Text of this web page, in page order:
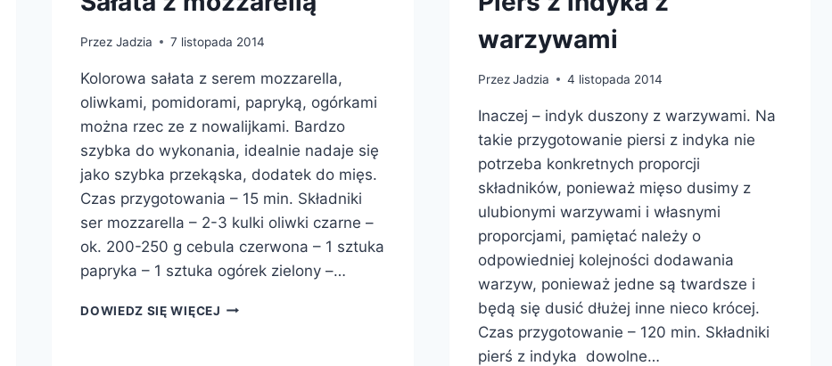
Przez Jadzia 7 listopada 2014
Kolorowa sałata z serem mozzarella,
oliwkami, pomidorami, papryką, ogórkami
można rzec ze z nowalijkami. Bardzo
szybka do wykonania, idealnie nadaje się
jako szybka przekąska, dodatek do mięs.
Czas przygotowania – 15 min. Składniki
ser mozzarella – 2-3 kulki oliwki czarne –
ok. 200-250 g cebula czerwona – 1 sztuka
papryka – 1 sztuka ogórek zielony –…
DOWIEDZ SIĘ WIĘCEJ SAŁATA
warzywami
Przez Jadzia 4 listopada 2014
Inaczej – indyk duszony z warzywami. Na
takie przygotowanie piersi z indyka nie
potrzeba konkretnych proporcji
składników, ponieważ mięso dusimy z
ulubionymi warzywami i własnymi
proporcjami, pamiętać należy o
odpowiedniej kolejności dodawania
warzyw, ponieważ jedne są twardsze i
będą się dusić dłużej inne nieco krócej.
Czas przygotowanie – 120 min. Składniki
pierś z indyka dowolne…